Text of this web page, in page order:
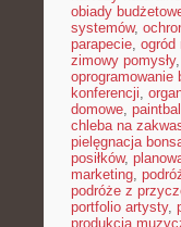
obiady
systemów,
parapecie, ogród
zimowy pomysły,
oprogramowanie
konferencji,
domowe, paintball
chleba na
pielęgnacja
posiłków,
marketing,
podróże z
portfolio artysty,
produkcja